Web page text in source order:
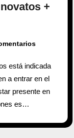
+
está indicada
a entrar en el
presente en
es…